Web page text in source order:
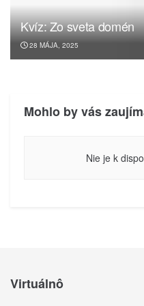
Kvíz: Zo sveta domén
28 MÁJA, 2025
Mohlo by vás
Nie je k
Virtuálnô